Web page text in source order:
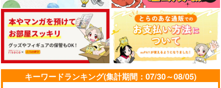
Do It Yourself!! ‐どぅ
－・いっと・ゆあせる
ふ‐ 公式設定資料集
株式会社PINE JAM
4,950 円 （税込）
その他
結愛せるふ
キーワードランキング(集計期間：07/30～08/05)